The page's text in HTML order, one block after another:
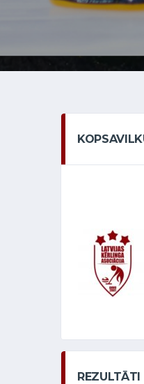
REZULTĀTI